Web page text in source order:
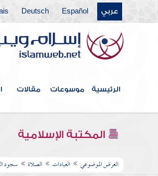
عربي Español
Deutsch
الرئيسية موسوعات مقالات
المكتبة الإسلامية
العرض الموضوعي العبادات الصلاة سجود